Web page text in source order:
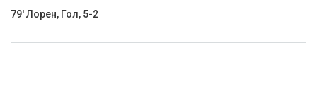
79' Лорен, Гол, 5-2